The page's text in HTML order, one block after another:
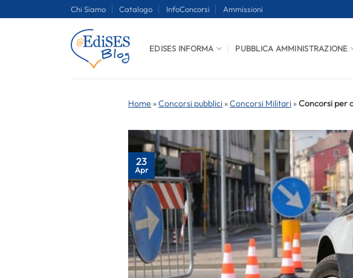
Chi Siamo Catalogo InfoConcorsi Ammissioni
EDISES INFORMA PUBBLICA AMMINISTRAZIONE
Home »Concorsi pubblici »Concorsi Militari »Concorsi per
23
Apr